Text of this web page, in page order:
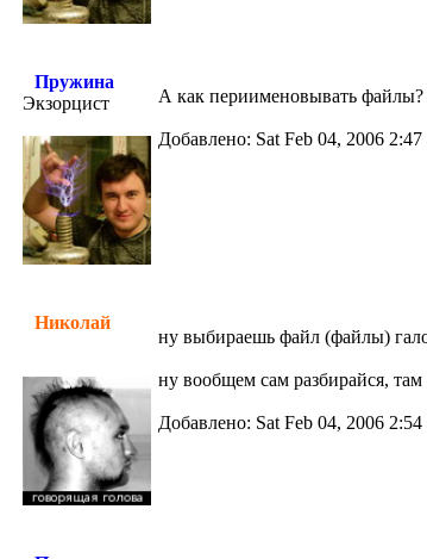
Пружина
Экзорцист
А как периименовывать файлы?
Добавлено: Sat Feb 04, 2006 2:47
Николай
ну выбираешь файл (файлы)
ну вообщем сам разбирайся,
Добавлено: Sat Feb 04, 2006 2:54